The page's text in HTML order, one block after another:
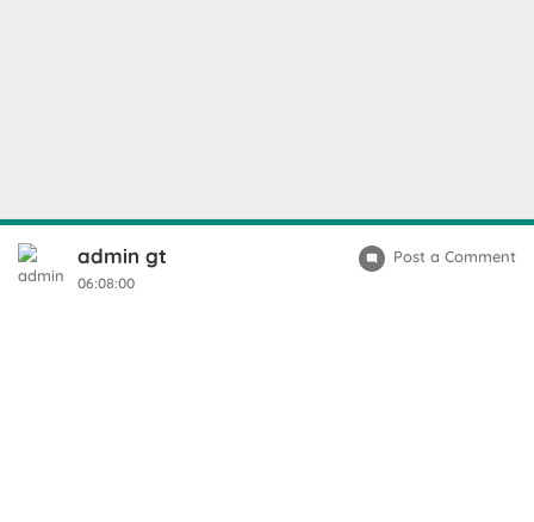
admin gt
06:08:00
Post a Comment